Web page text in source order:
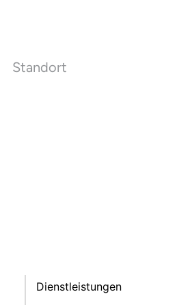
Standort
Dienstleistungen